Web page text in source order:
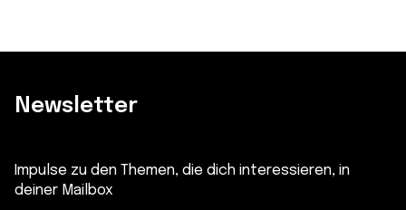
Newsletter
Impulse zu den Themen, die dich interessieren, in
deiner Mailbox